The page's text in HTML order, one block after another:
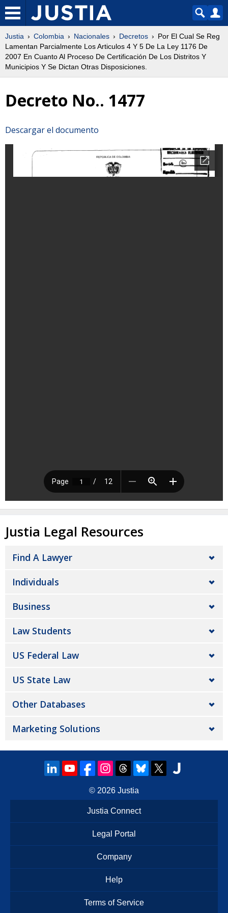
Justia Colombia Nacionales Decretos
Por El Cual Se Reg
Lamentan Parcialmente Los Articulos 4 Y 5 De La Ley 1176 De
2007 En Cuanto Al Proceso De Certificación De Los Distritos Y
Municipios Y Se Dictan Otras Disposiciones.
Decreto No.. 1477
Descargar el documento
Justia Legal Resources
Find A Lawyer
Individuals
Business
Law Students
US Federal Law
US State Law
Other Databases
Marketing Solutions
© 2026 Justia
Justia Connect
Legal Portal
Company
Help
Terms of Service